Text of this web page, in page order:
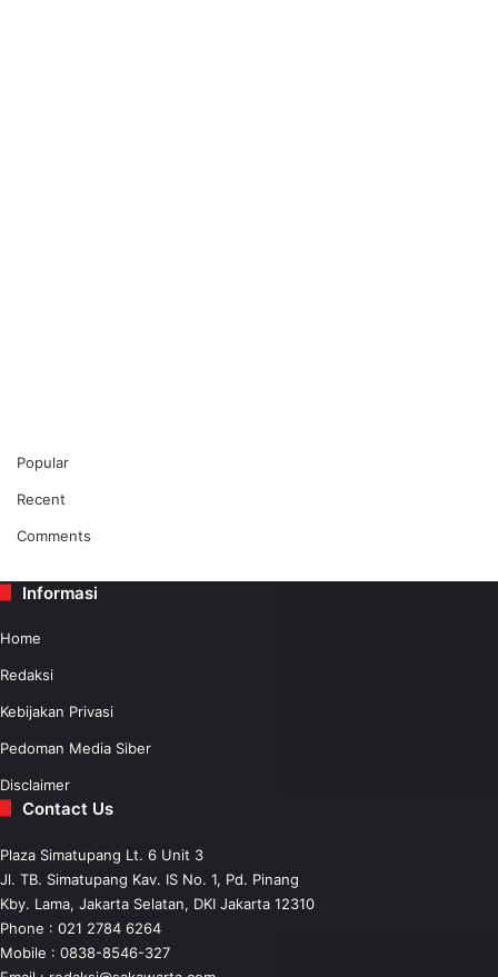
Popular
Recent
Comments
Informasi
Home
Redaksi
Kebijakan Privasi
Pedoman Media Siber
Disclaimer
Contact Us
Plaza Simatupang Lt. 6 Unit 3
Jl. TB. Simatupang Kav. IS No. 1, Pd. Pinang
Kby. Lama, Jakarta Selatan, DKI Jakarta 12310
Phone : 021 2784 6264
Mobile : 0838-8546-327